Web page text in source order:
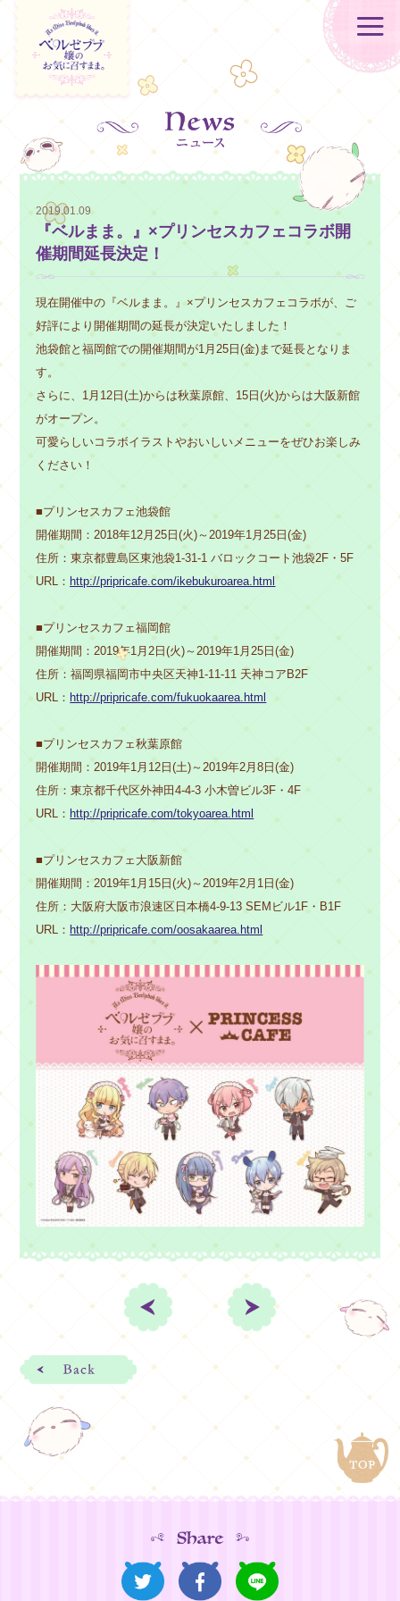
2019.01.09
『ベルまま。』×プリンセスカフェコラボ開
催期間延長決定！
現在開催中の『ベルまま。』×プリンセスカフェコラボが、ご
好評により開催期間の延長が決定いたしました！
池袋館と福岡館での開催期間が1月25日(金)まで延長となりま
す。
さらに、1月12日(土)からは秋葉原館、15日(火)からは大阪新館
がオープン。
可愛らしいコラボイラストやおいしいメニューをぜひお楽しみ
ください！
■プリンセスカフェ池袋館
開催期間：2018年12月25日(火)～2019年1月25日(金)
住所：東京都豊島区東池袋1-31-1 バロックコート池袋2F・5F
URL： http://pripricafe.com/ikebukuroarea.html
■プリンセスカフェ福岡館
開催期間：2019年1月2日(火)～2019年1月25日(金)
住所：福岡県福岡市中央区天神1-11-11 天神コアB2F
URL： http://pripricafe.com/fukuokaarea.html
■プリンセスカフェ秋葉原館
開催期間：2019年1月12日(土)～2019年2月8日(金)
住所：東京都千代区外神田4-4-3 小木曽ビル3F・4F
URL： http://pripricafe.com/tokyoarea.html
■プリンセスカフェ大阪新館
開催期間：2019年1月15日(火)～2019年2月1日(金)
住所：大阪府大阪市浪速区日本橋4-9-13 SEMビル1F・B1F
URL： http://pripricafe.com/oosakaarea.html